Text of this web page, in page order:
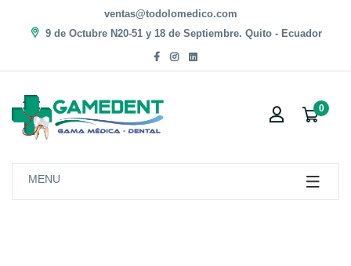
ventas@todolomedico.com
9 de Octubre N20-51 y 18 de Septiembre. Quito - Ecuador
0
MENU